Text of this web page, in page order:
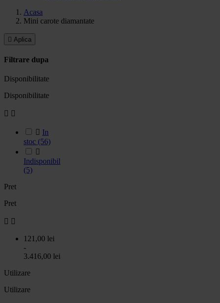
Acasa
Mini carote diamantate
 Aplica
Filtrare dupa
Disponibilitate
Disponibilitate
 
 In
stoc (56)

Indisponibil
(5)
Pret
Pret
 
121,00 lei
-
3.416,00 lei
Utilizare
Utilizare